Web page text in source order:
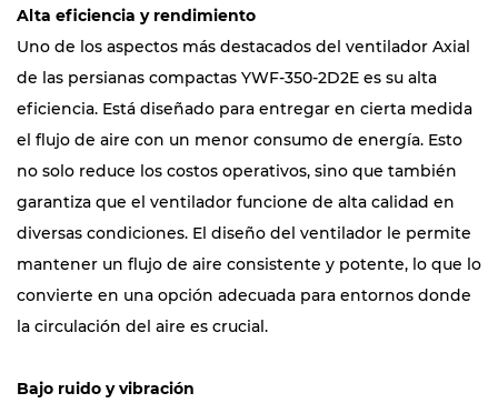
Alta eficiencia y rendimiento
Uno de los aspectos más destacados del ventilador Axial
de las persianas compactas YWF-350-2D2E es su alta
eficiencia. Está diseñado para entregar en cierta medida
el flujo de aire con un menor consumo de energía. Esto
no solo reduce los costos operativos, sino que también
garantiza que el ventilador funcione de alta calidad en
diversas condiciones. El diseño del ventilador le permite
mantener un flujo de aire consistente y potente, lo que lo
convierte en una opción adecuada para entornos donde
la circulación del aire es crucial.
Bajo ruido y vibración